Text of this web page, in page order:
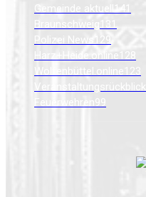
Gemeinde aktuell
141
Braunschweig 131
Polizei News 129
Harz+Heide.online 128
Wolfenbüttel.online
123
Veranstaltungsrückblick
Feuerwehren99